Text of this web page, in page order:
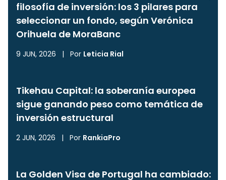
filosofía de inversión: los 3 pilares para
seleccionar un fondo, según Verónica
Orihuela de MoraBanc
9 JUN, 2026 | Por Leticia Rial
Tikehau Capital: la soberanía europea
sigue ganando peso como temática de
inversión estructural
2 JUN, 2026 | Por RankiaPro
La Golden Visa de Portugal ha cambiado: